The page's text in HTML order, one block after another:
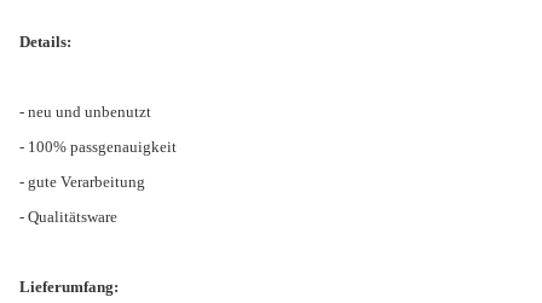
Details:
- neu und unbenutzt
- 100% passgenauigkeit
- gute Verarbeitung
- Qualitätsware
Lieferumfang: